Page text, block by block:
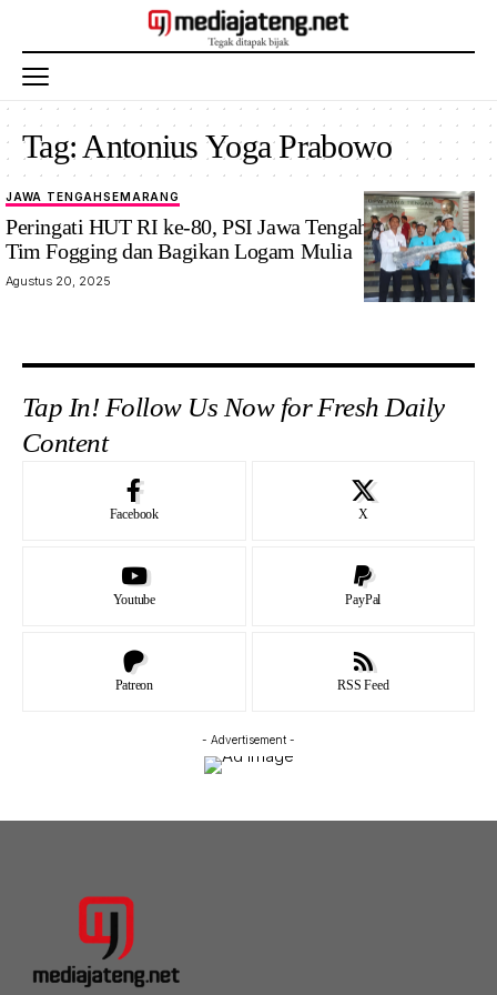
Tag: Antonius Yoga Prabowo
JAWA TENGAHSEMARANG
Peringati HUT RI ke-80, PSI Jawa Tengah Luncurkan
Tim Fogging dan Bagikan Logam Mulia
Agustus 20, 2025
Tap In! Follow Us Now for Fresh Daily
Content
Facebook X
Youtube PayPal
Patreon RSS Feed
- Advertisement -